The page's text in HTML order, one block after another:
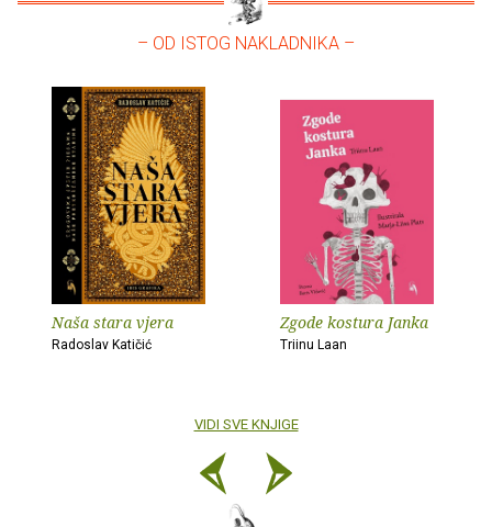
– OD ISTOG NAKLADNIKA –
Naša stara vjera
Radoslav Katičić
Zgode kostura Janka
Triinu Laan
VIDI SVE KNJIGE